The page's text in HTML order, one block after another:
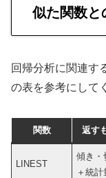
似た関数と
回帰分析に関連す
の表を参考にして
関数 返す
LINEST
傾き・
＋統計